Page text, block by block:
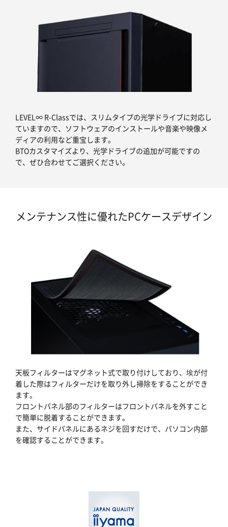
LEVEL∞ R-Classでは、スリムタイプの光学ドライブに対応し
ていますので、ソフトウェアのインストールや音楽や映像メ
ディアの利用など重宝します。
BTOカスタマイズより、光学ドライブの追加が可能ですの
で、ぜひ合わせてご選択ください。
メンテナンス性に優れたPCケースデザイン
天板フィルターはマグネット式で取り付けしており、埃が付
着した際はフィルターだけを取り外し掃除をすることができ
ます。
フロントパネル部のフィルターはフロントパネルを外すこと
で簡単に脱着することができます。
また、サイドパネルにあるネジを回すだけで、パソコン内部
を確認することができます。